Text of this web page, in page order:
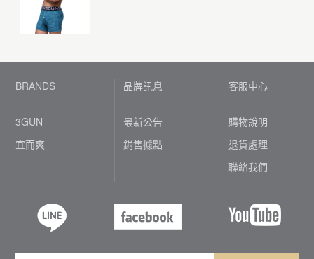
BRANDS
3GUN
宜而爽
品牌訊息
最新公告
銷售據點
客服中心
購物說明
退貨處理
聯絡我們